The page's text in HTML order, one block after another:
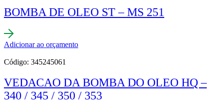
BOMBA DE OLEO ST – MS 251
Adicionar ao orçamento
Código: 345245061
VEDACAO DA BOMBA DO OLEO HQ –
340 / 345 / 350 / 353